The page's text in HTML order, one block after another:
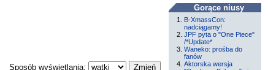
Sposób wyświetlania:
Gorące niusy
B-XmassCon:
nadciągamy!
JPF pyta o "One Piece"
/*Update*
Waneko: prośba do
fanów
Aktorska wersja